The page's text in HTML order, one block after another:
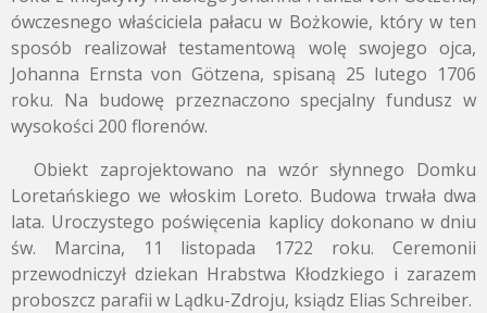
ówczesnego właściciela pałacu w Bożkowie, który w ten
sposób realizował testamentową wolę swojego ojca,
Johanna Ernsta von Götzena, spisaną 25 lutego 1706
roku. Na budowę przeznaczono specjalny fundusz w
wysokości 200 florenów.
Obiekt zaprojektowano na wzór słynnego Domku
Loretańskiego we włoskim Loreto. Budowa trwała dwa
lata. Uroczystego poświęcenia kaplicy dokonano w dniu
św. Marcina, 11 listopada 1722 roku. Ceremonii
przewodniczył dziekan Hrabstwa Kłodzkiego i zarazem
proboszcz parafii w Lądku-Zdroju, ksiądz Elias Schreiber.